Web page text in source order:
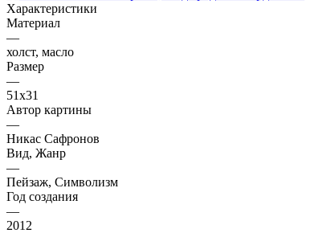
Характеристики
Материал
—
холст, масло
Размер
—
51х31
Автор картины
—
Никас Сафронов
Вид, Жанр
—
Пейзаж, Символизм
Год создания
—
2012